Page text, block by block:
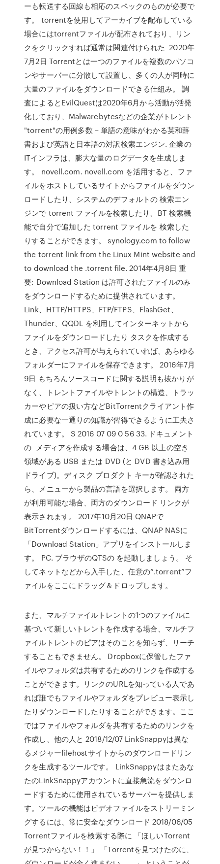
ーも転送する回線も相応のスペックのものが必要で
す。 torrentを使用してアーカイブを配布している
場合にはtorrentファイルが配布されており、リン
クをクリックすれば通常は関連付けられた 2020年
7月2日 Torrentとは一つのファイルを複数のパソコ
ンやサーバーに分散して設置し、多くの人が同時に
大量のファイルをダウンロードできる仕組み。 調
査によるとEvilQuestは2020年6月から活動が活発
化しており、Malwarebytesなどの企業がトレント
"torrent"の用例多数 – 単語の意味がわかる英和辞
書および英語と日本語の対訳検索エンジン. 企業の
ITインフラは、膨大な量のログデータを生成しま
す。 novell.com. novell.com を活用すると、ファ
イルをホストしているサイトからファイルをダウン
ロードしたり、システムのデフォルトの 検索エン
ジンで torrent ファイルを検索したり、BT 検索機
能で自分で追加した torrent ファイルを 検索した
りすることができます。 synology.com to follow
the torrent link from the Linux Mint website and
to download the .torrent file. 2014年4月8日 重
要: Download Station は許可されたファイルのみ
をダウンロードするために提供されています。
Link、HTTP/HTTPS、FTP/FTPS、FlashGet、
Thunder、QQDL を利用してインターネットから
ファイルをダウンロードしたり タスクを作成する
とき、アクセス許可が与えられていれば、あらゆる
フォルダーにファイルを保存できます。 2016年7月
9日 もちろんソースコードに関する説明も抜かりが
なく、トレントファイルやトレントの構造、トラッ
カーやピアの扱い方などBitTorrentクライアント作
成に必要な一通りの知識が習得できるように工夫さ
れています。 S 2016 07 09 0 56 33. ドキュメント
の メディアを作成する場合は、4 GB 以上の空き
領域がある USB または DVD (と DVD 書き込み用
ドライブ)。ディスク プロダクト キーが確認された
ら、メニューから製品の言語を選択します。 両方
が利用可能な場合、両方のダウンロード リンクが
表示されます。 2017年10月20日 QNAPで
BitTorrentダウンロードするには、QNAP NASに
「Download Station」アプリをインストールしま
す。 PC. ブラウザのQTSの を起動しましょう。 そ
してネットなどから入手した、任意の“.torrent”フ
ァイルをここにドラッグ＆ドロップします。
また、マルチファイルトレントの1つのファイルに
基づいて新しいトレントを作成する場合、マルチフ
ァイルトレントのピアはそのことを知らず、リーチ
することもできません。 Dropboxに保管したファ
イルやフォルダは共有するためのリンクを作成する
ことができます。リンクのURLを知っている人であ
れば誰でもファイルやフォルダをプレビュー表示し
たりダウンロードしたりすることができます。ここ
ではファイルやフォルダを共有するためのリンクを
作成し、他の人と 2018/12/07 LinkSnappyは異な
るメジャーfilehostサイトからのダウンロードリン
クを生成するツールです。 LinkSnappyはまたあな
たのLinkSnappyアカウントに直接急流をダウンロ
ードするために使用されているサーバーを提供しま
す。ツールの機能はビデオファイルをストリーミン
グするには、常に安全なダウンロード 2018/06/05
Torrentファイルを検索する際に 「ほしいTorrent
が見つからない！！」 「Torrentを見つけたのに、